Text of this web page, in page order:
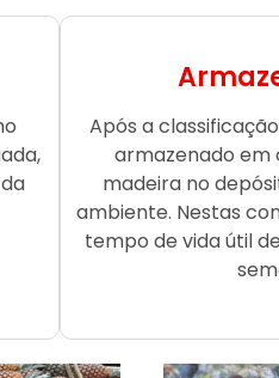
Após a
armazenado em
madeira no
ambiente. Nestas
tempo de vida útil